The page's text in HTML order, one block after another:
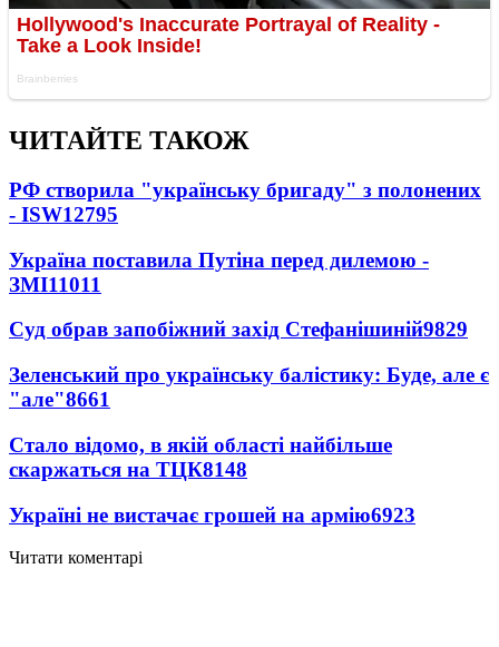
ЧИТАЙТЕ ТАКОЖ
РФ створила "українську бригаду" з полонених
- ISW12795
Україна поставила Путіна перед дилемою -
ЗМІ11011
Суд обрав запобіжний захід Стефанішиній9829
Зеленський про українську балістику: Буде, але є
"але"8661
Стало відомо, в якій області найбільше
скаржаться на ТЦК8148
Україні не вистачає грошей на армію6923
Читати коментарі